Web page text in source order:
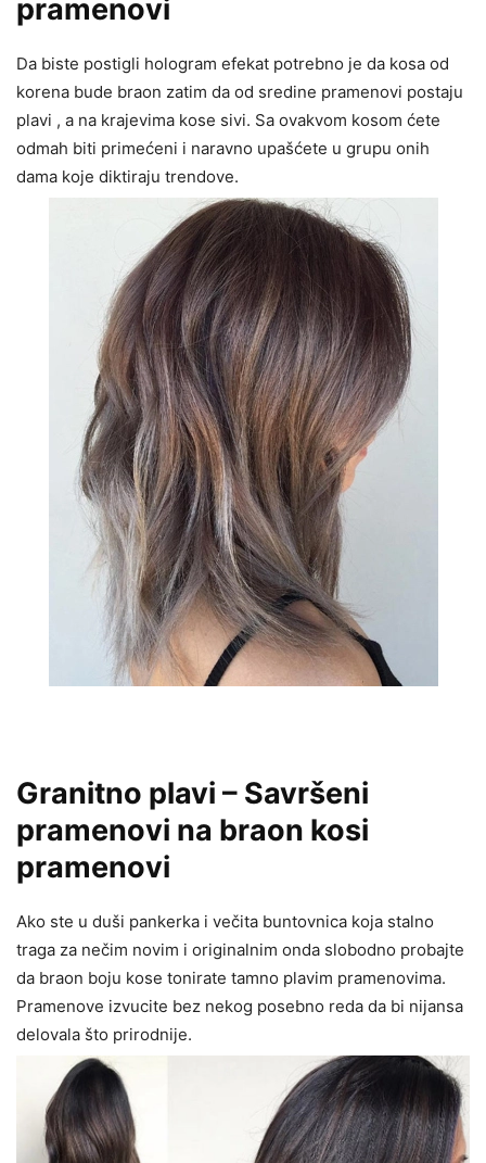
pramenovi
Da biste postigli hologram efekat potrebno je da kosa od
korena bude braon zatim da od sredine pramenovi postaju
plavi , a na krajevima kose sivi. Sa ovakvom kosom ćete
odmah biti primećeni i naravno upašćete u grupu onih
dama koje diktiraju trendove.
Granitno plavi – Savršeni
pramenovi na braon kosi
pramenovi
Ako ste u duši pankerka i večita buntovnica koja stalno
traga za nečim novim i originalnim onda slobodno probajte
da braon boju kose tonirate tamno plavim pramenovima.
Pramenove izvucite bez nekog posebno reda da bi nijansa
delovala što prirodnije.